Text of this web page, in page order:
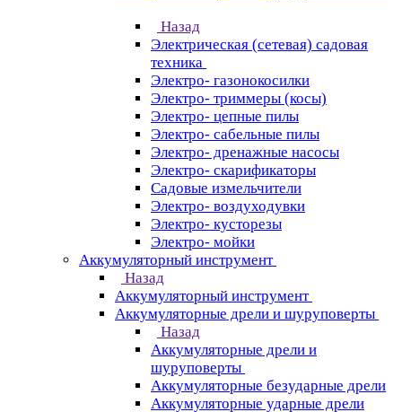
Назад
Электрическая (сетевая) садовая
техника
Электро- газонокосилки
Электро- триммеры (косы)
Электро- цепные пилы
Электро- сабельные пилы
Электро- дренажные насосы
Электро- скарификаторы
Садовые измельчители
Электро- воздуходувки
Электро- кусторезы
Электро- мойки
Аккумуляторный инструмент
Назад
Аккумуляторный инструмент
Аккумуляторные дрели и шуруповерты
Назад
Аккумуляторные дрели и
шуруповерты
Аккумуляторные безударные дрели
Аккумуляторные ударные дрели